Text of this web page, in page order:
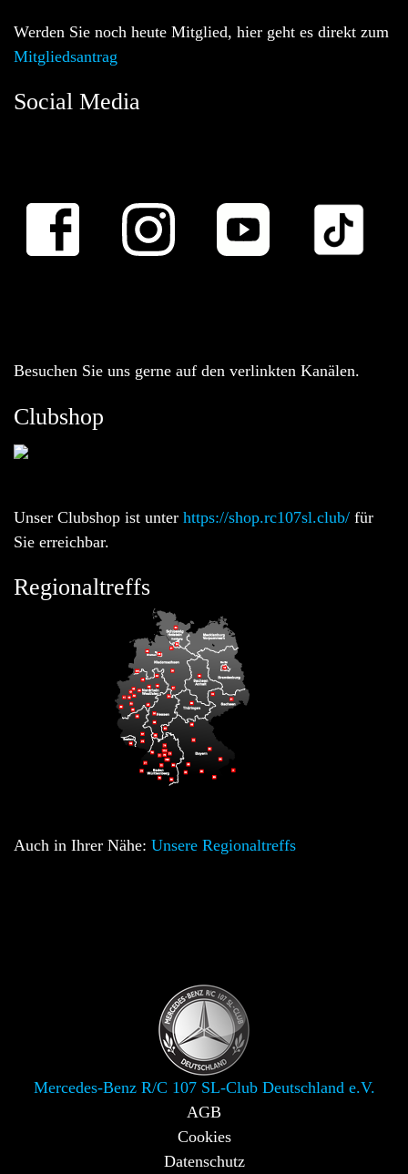
Werden Sie noch heute Mitglied, hier geht es direkt zum
Mitgliedsantrag
Social Media
Besuchen Sie uns gerne auf den verlinkten Kanälen.
Clubshop
Unser Clubshop ist unter https://shop.rc107sl.club/ für
Sie erreichbar.
Regionaltreffs
Auch in Ihrer Nähe: Unsere Regionaltreffs
Mercedes-Benz R/C 107 SL-Club Deutschland e.V.
AGB
Cookies
Datenschutz